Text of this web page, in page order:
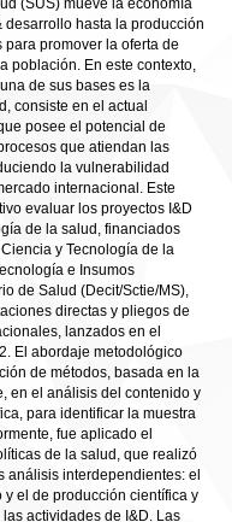
(SUS) mueve la economía
hasta la producción
promover la oferta de
población. En este contexto,
de sus bases es la
consiste en el actual
posee el potencial de
que atiendan las
la vulnerabilidad
internacional. Este
evaluar los proyectos I&D
de la salud, financiados
y Tecnología de la
e Insumos
de Salud (Decit/Sctie/MS),
directas y pliegos de
lanzados en el
El abordaje metodológico
de métodos, basada en la
en el análisis del contenido y
para identificar la muestra
fue aplicado el
de la salud, que realizó
análisis interdependientes: el
y el de producción científica y
actividades de I&D. Las